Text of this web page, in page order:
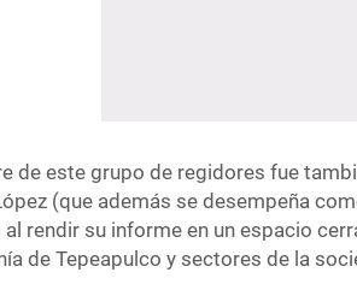
de este grupo de regidores fue
(que además se desempeña
al rendir su informe en un espacio
de Tepeapulco y sectores de la